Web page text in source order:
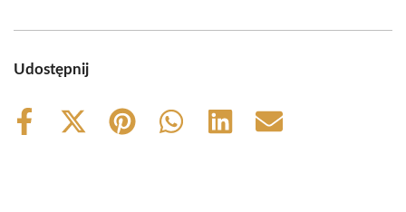
Udostępnij
Share
Share
Share
Share
Share
Share